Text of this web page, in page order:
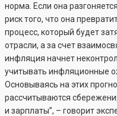
норма. Если она
риск того, что она
процесс, который будет
отрасли, а за счет
инфляция начнет
учитывать инфляционные
Основываясь на этих
рассчитываются
и зарплаты”, – говорит